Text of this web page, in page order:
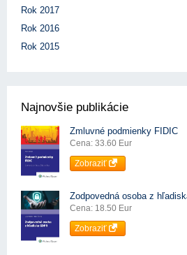
Rok 2017
Rok 2016
Rok 2015
Najnovšie publikácie
Zmluvné podmienky FIDIC
Cena: 33.60 Eur
Zobraziť
Zodpovedná osoba z
Cena: 18.50 Eur
Zobraziť